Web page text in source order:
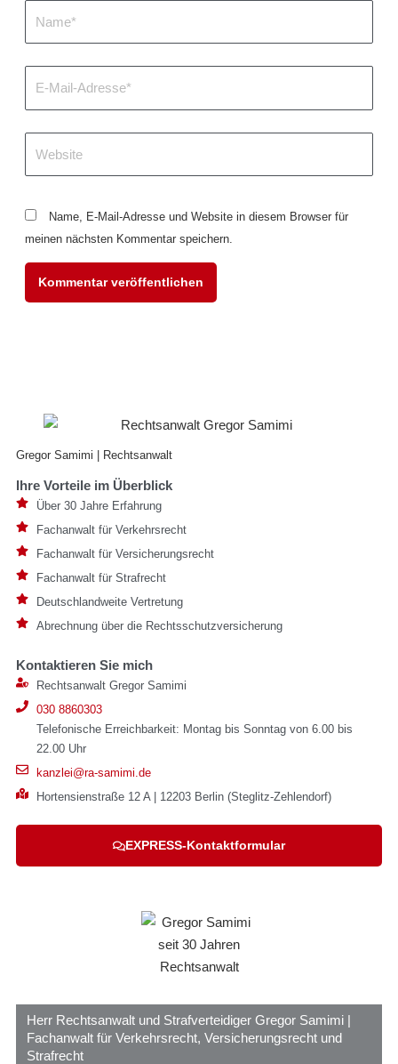
Mail-
Adresse*
Name, E-Mail-Adresse und Website in diesem Browser für
meinen nächsten Kommentar speichern.
Gregor Samimi | Rechtsanwalt
Ihre Vorteile im Überblick
Über 30 Jahre Erfahrung
Fachanwalt für Verkehrsrecht
Fachanwalt für Versicherungsrecht
Fachanwalt für Strafrecht
Deutschlandweite Vertretung
Abrechnung über die Rechtsschutzversicherung
Kontaktieren Sie mich
Rechtsanwalt Gregor Samimi
030 8860303
Telefonische Erreichbarkeit: Montag bis Sonntag von 6.00 bis
22.00 Uhr
kanzlei@ra-samimi.de
Hortensienstraße 12 A | 12203 Berlin (Steglitz-Zehlendorf)
EXPRESS-Kontaktformular
Herr Rechtsanwalt und Strafverteidiger Gregor Samimi |
Fachanwalt für Verkehrsrecht, Versicherungsrecht und
Strafrecht